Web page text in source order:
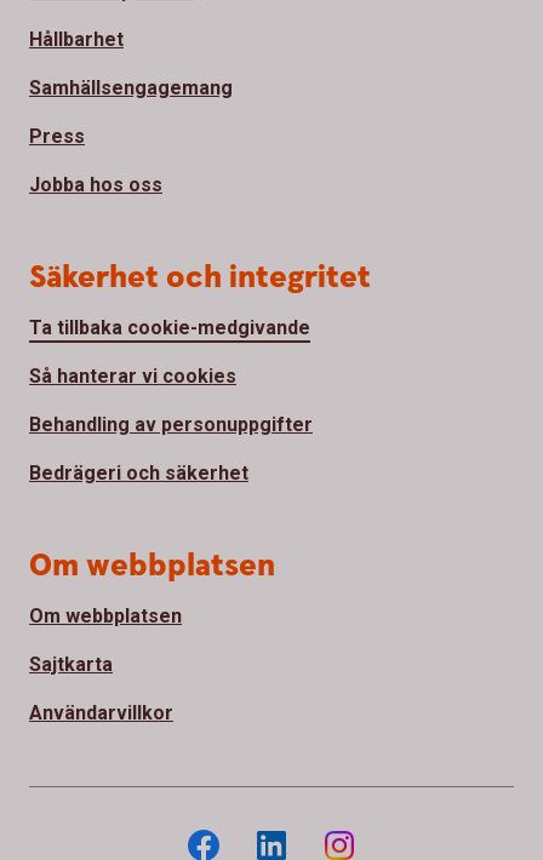
Hållbarhet
Samhällsengagemang
Press
Jobba hos oss
Säkerhet och integritet
Ta tillbaka cookie-medgivande
Så hanterar vi cookies
Behandling av personuppgifter
Bedrägeri och säkerhet
Om webbplatsen
Om webbplatsen
Sajtkarta
Användarvillkor